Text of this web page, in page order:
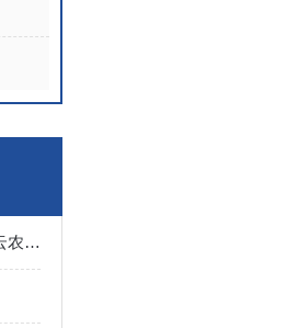
突破茶园绿色防控瓶颈：托普云农茶园杀虫灯的技术机理与痛点拆解